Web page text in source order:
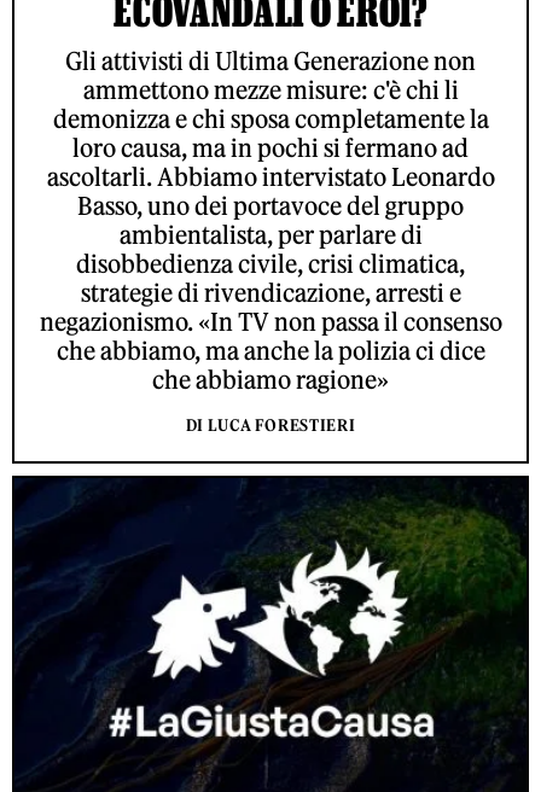
ECOVANDALI O EROI?
Gli attivisti di Ultima Generazione non
ammettono mezze misure: c'è chi li
demonizza e chi sposa completamente la
loro causa, ma in pochi si fermano ad
ascoltarli. Abbiamo intervistato Leonardo
Basso, uno dei portavoce del gruppo
ambientalista, per parlare di
disobbedienza civile, crisi climatica,
strategie di rivendicazione, arresti e
negazionismo. «In TV non passa il consenso
che abbiamo, ma anche la polizia ci dice
che abbiamo ragione»
DI LUCA FORESTIERI